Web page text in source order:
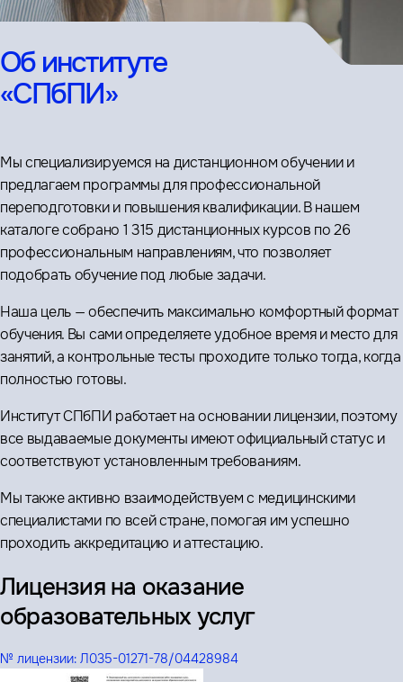
Об институте
«СПбПИ»
Мы специализируемся на дистанционном обучении и
предлагаем программы для профессиональной
переподготовки и повышения квалификации. В нашем
каталоге собрано 1 315 дистанционных курсов по 26
профессиональным направлениям, что позволяет
подобрать обучение под любые задачи.
Наша цель — обеспечить максимально комфортный формат
обучения. Вы сами определяете удобное время и место для
занятий, а контрольные тесты проходите только тогда, когда
полностью готовы.
Институт СПбПИ работает на основании лицензии, поэтому
все выдаваемые документы имеют официальный статус и
соответствуют установленным требованиям.
Мы также активно взаимодействуем с медицинскими
специалистами по всей стране, помогая им успешно
проходить аккредитацию и аттестацию.
Лицензия на оказание
образовательных услуг
№ лицензии: Л035-01271-78/04428984